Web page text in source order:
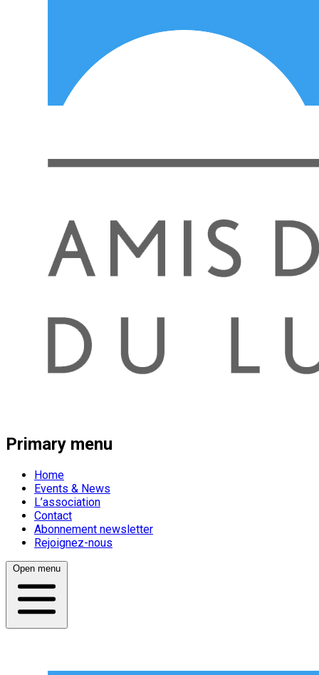
Primary menu
Home
Events & News
L’association
Contact
Abonnement newsletter
Rejoignez-nous
Open menu